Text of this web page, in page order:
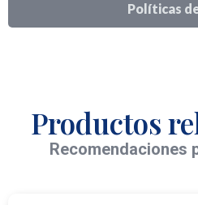
Políticas
Productos
Recomendaciones